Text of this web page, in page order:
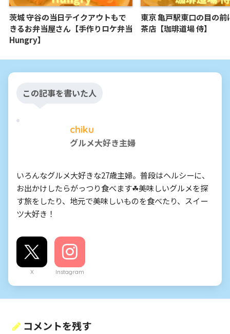
茨城 守谷の当日テイクアウトもで
きるお弁当屋さん【手作りロケ弁当
Hungry】
東京 亀戸駅東口の目の前
茶店【珈琲道場 侍】
この記事を書いた人
chiku
グルメ大好き主婦
いろんなグルメ大好きな27歳主婦。普段はヘルシーに、
お出かけしたらがっつり食べます☘美味しいグルメを探
す旅をしたり、地元で美味しいものを食べたり、スイー
ツ大好き！
X Instagram
コメントを残す